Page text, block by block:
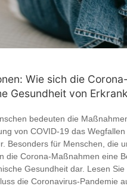
Wie sich die
Gesundheit von
bedeuten die
von COVID-19 das
Besonders für Menschen, die
die Corona-Maßnahmen eine
Gesundheit dar. Lesen Sie
die Coronavirus-Pandemie